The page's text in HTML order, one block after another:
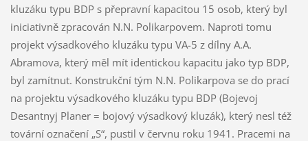
kluzáku typu BDP s přepravní kapacitou 15 osob, který byl
iniciativně zpracován N.N. Polikarpovem. Naproti tomu
projekt výsadkového kluzáku typu VA-5 z dílny A.A.
Abramova, který měl mít identickou kapacitu jako typ BDP,
byl zamítnut. Konstrukční tým N.N. Polikarpova se do prací
na projektu výsadkového kluzáku typu BDP (Bojevoj
Desantnyj Planer = bojový výsadkový kluzák), který nesl též
tovární označení „S“, pustil v červnu roku 1941. Pracemi na